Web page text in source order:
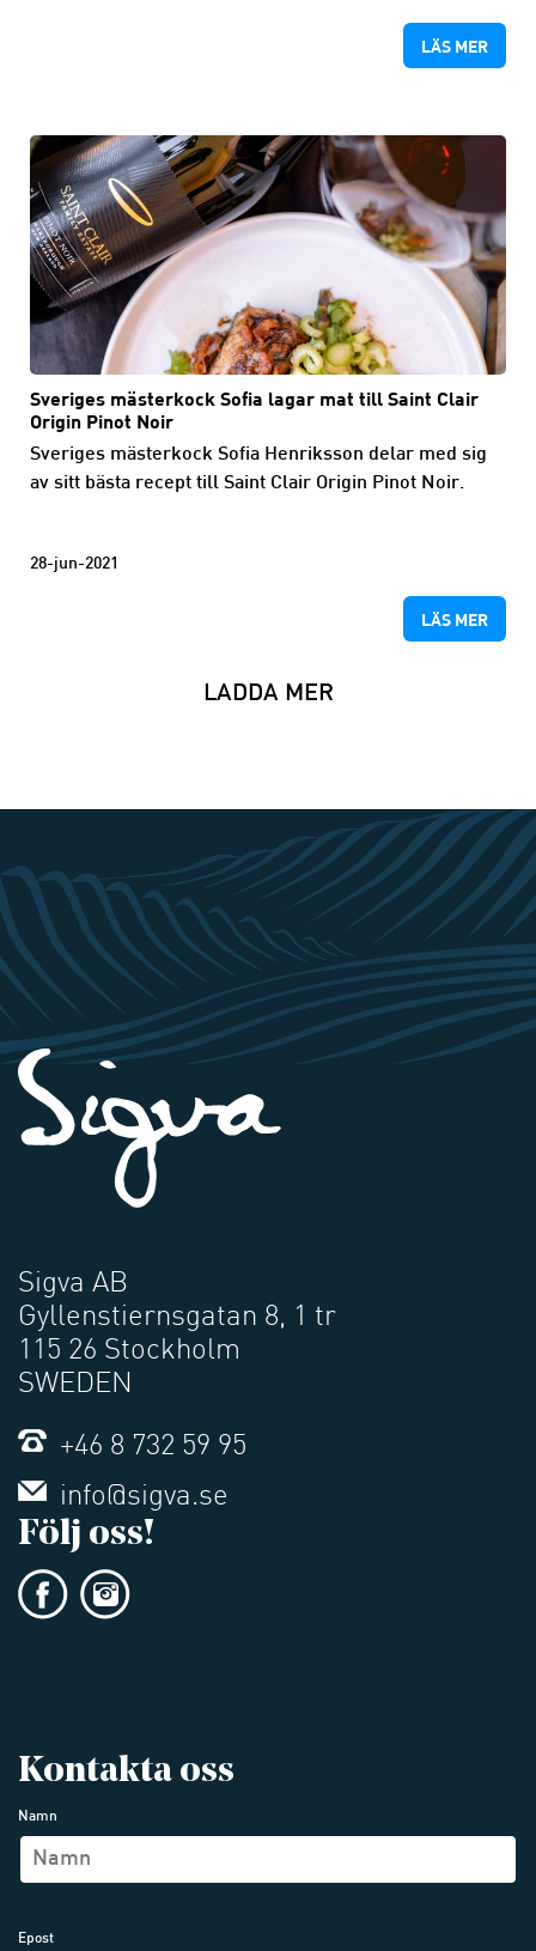
LÄS MER
Sveriges mästerkock Sofia lagar mat till Saint Clair
Origin Pinot Noir
Sveriges mästerkock Sofia Henriksson delar med sig
av sitt bästa recept till Saint Clair Origin Pinot Noir.
28-jun-2021
LÄS MER
LADDA MER
Sigva AB
Gyllenstiernsgatan 8, 1 tr
115 26 Stockholm
SWEDEN
+46 8 732 59 95
info@sigva.se
Följ oss!
Kontakta oss
Namn
Epost